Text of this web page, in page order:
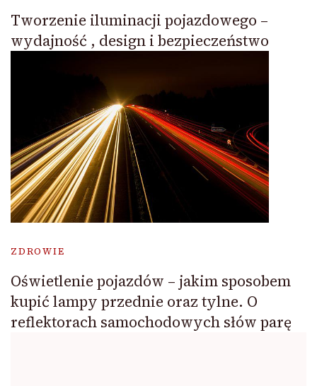
Tworzenie iluminacji pojazdowego –
wydajność , design i bezpieczeństwo
ZDROWIE
Oświetlenie pojazdów – jakim sposobem
kupić lampy przednie oraz tylne. O
reflektorach samochodowych słów parę